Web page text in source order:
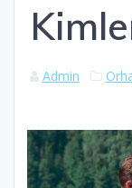
Admin